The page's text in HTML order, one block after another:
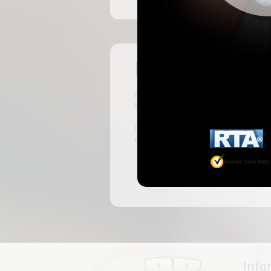
Pas encore
ABKingdom est le site français de
inscrivant, vous pourrez accéder
C'est rapide et gratuit, des milliers
discussions, faire des rencontres,